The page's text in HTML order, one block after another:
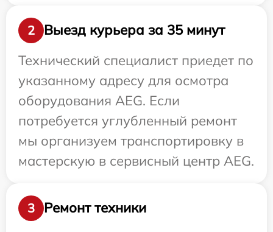
2
Выезд курьера за 35 минут
Технический специалист приедет по
указанному адресу для осмотра
оборудования AEG. Если
потребуется углубленный ремонт
мы организуем транспортировку в
мастерскую в сервисный центр AEG.
3
Ремонт техники